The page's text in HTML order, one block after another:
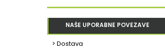
NAŠE UPORABNE POVEZAVE
> Dostava